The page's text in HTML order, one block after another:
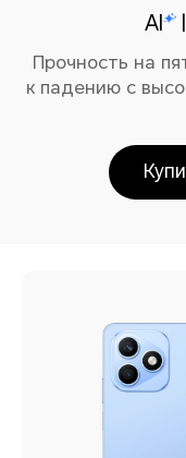
AI
Прочность на
к падению с